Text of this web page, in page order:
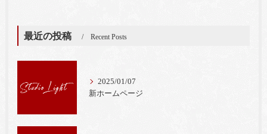
最近の投稿 Recent Posts
2025/01/07
新ホームページ